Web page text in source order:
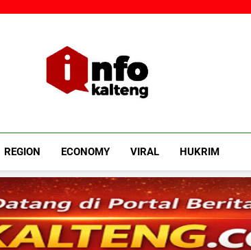
Infokalteng
REGION ECONOMY VIRAL HUKRIM